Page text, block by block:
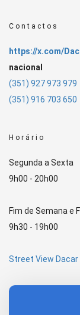
Contactos
https://x.com/
nacional
(351) 927 973 979
(351) 916 703 650
Horário
Segunda a Sexta
9h00 - 20h00
Fim de Semana e
9h30 - 19h00
Street View